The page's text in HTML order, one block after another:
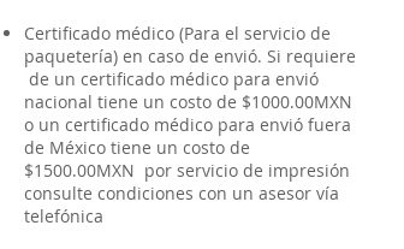
Certificado médico (Para el servicio de
paquetería) en caso de envió. Si requiere
de un certificado médico para envió
nacional tiene un costo de $1000.00MXN
o un certificado médico para envió fuera
de México tiene un costo de
$1500.00MXN por servicio de impresión
consulte condiciones con un asesor vía
telefónica